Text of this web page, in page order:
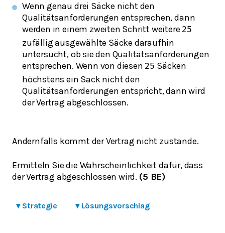
Wenn genau drei Säcke nicht den
Qualitätsanforderungen entsprechen, dann
werden in einem zweiten Schritt weitere 25
zufällig ausgewählte Säcke daraufhin
untersucht, ob sie den Qualitätsanforderungen
entsprechen. Wenn von diesen 25 Säcken
höchstens ein Sack nicht den
Qualitätsanforderungen entspricht, dann wird
der Vertrag abgeschlossen.
Andernfalls kommt der Vertrag nicht zustande.
Ermitteln Sie die Wahrscheinlichkeit dafür, dass
der Vertrag abgeschlossen wird. (5 BE)
▾ Strategie ▾ Lösungsvorschlag